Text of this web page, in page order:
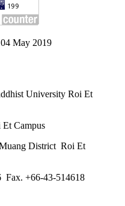
May 2019
University Roi Et
Campus
District Roi Et
Fax. +66-43-514618